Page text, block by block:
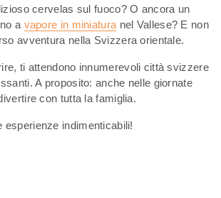
cervelas sul fuoco? O ancora un
a vapore in miniatura nel Vallese? E non
avventura nella Svizzera orientale.
ti attendono innumerevoli città svizzere
A proposito: anche nelle giornate
con tutta la famiglia.
esperienze indimenticabili!